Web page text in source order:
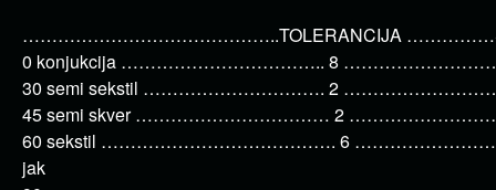
……………………………………..TOLERANCIJA
0 konjukcija …………………………….. 8 ……………………….
30 semi sekstil …………………………. 2
45 semi skver …………………………… 2
60 sekstil …………………………………. 6
jak